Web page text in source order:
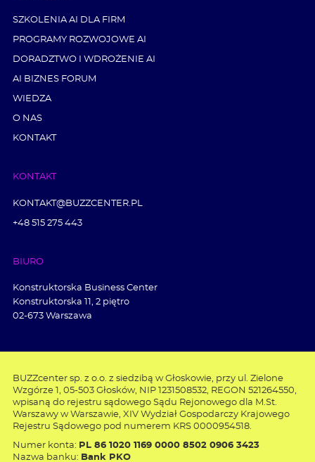
SZKOLENIA AI DLA FIRM
PROGRAMY ROZWOJOWE AI
DORADZTWO I WDROŻENIE AI
AI BIZNES FORUM
WIEDZA
O NAS
KONTAKT
KONTAKT
KONTAKT@BUZZCENTER.PL
+48 515 275 443
BIURO
Konstruktorska Business Center
Konstruktorska 11, 2 piętro
02-673 Warszawa
BUZZcenter sp. z o.o. z siedzibą w Głoskowie, przy ul. Zielone
Wzgórze 1, 05-503 Głosków, NIP 1231508532, REGON 521264550,
wpisaną do rejestru sądowego Sądu Rejonowego dla M.St.
Warszawy w Warszawie, XIV Wydział Gospodarczy Krajowego
Rejestru Sądowego pod numerem KRS 0000954518.
Numer konta: PL 86 1020 1169 0000 8502 0906 3423
Nazwa banku: Bank PKO